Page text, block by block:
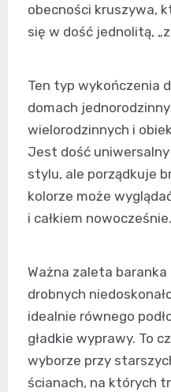
obecności kruszywa,
się w dość jednolitą,
Ten typ wykończenia
domach
wielorodzinnych i
Jest dość
stylu, ale porządkuje
kolorze może
i całkiem nowocześnie.
Ważna zaleta
drobnych
idealnie równego
gładkie wyprawy. To
wyborze przy
ścianach, na których